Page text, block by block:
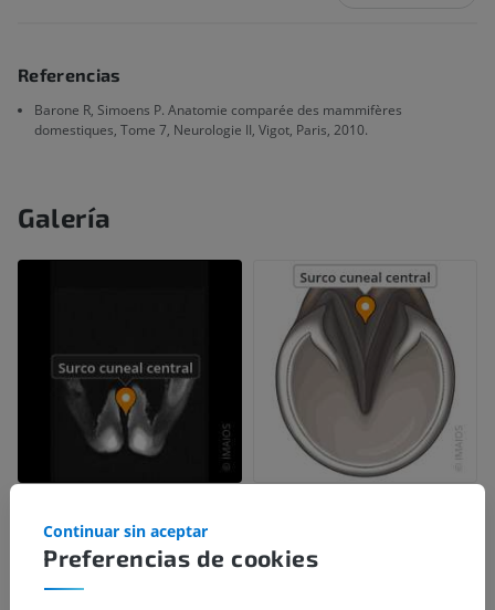
Referencias
Barone R, Simoens P. Anatomie comparée des mammifères
domestiques, Tome 7, Neurologie II, Vigot, Paris, 2010.
Galería
Preferencias de cookies
Continuar sin aceptar